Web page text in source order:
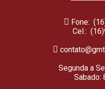
Fone:
Cel.:
Segunda a
Sabado: